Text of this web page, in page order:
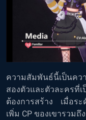
ความสัมพันธ์นี้เป็นคว
สองตัวและตัวละครที่
ต้องการสร้าง เมื่อร
เพิ่ม CP ของเขารวม